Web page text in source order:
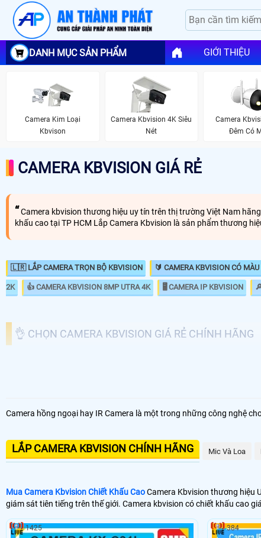
DANH MỤC SẢN PHẨM GIỚI THIỆU
Camera Kim Loại
Kbvison
Camera Kbvision 4K Siêu
Nét
Camera
Đêm Có
CAMERA KBVISION GIÁ RẺ
Camera kbvision thương hiệu uy tín trên thị trường Việt Nam
khấu cao tại TP HCM Lắp Camera Kbvision là sản phẩm thương
🇱🇷 LẮP CAMERA TRỌN BỘ KBVISION 🔰 CAMERA KBVISION CÓ
2K 👍 CAMERA KBVISION 8MP UTRA 4K 🖥 CAMERA IP KBVISION
👌 CHỌN CAMERA KBVISION GIÁ RẺ CHÍNH HÃNG
🤵 Camera Kbvision có nhiều mẫu mã và công nghệ
hàng, sau đây là các sản phẩm được ưa chộng của
💰 Lắp Camera KBVision Giá Rẻ
🏠 Camera Kbvision FULL Color
Camera hồng ngoại hay IR Camera là một trong những công nghệ
LẮP CAMERA KBVISION CHÍNH HÃNG Mic Và Loa
Mua Camera Kbvision Chiết Khấu CaoCamera Kbvision thương hiệu
giám sát tiên tiếng trên thế giới. Camera kbvision có chiết khấu cao
1425 384